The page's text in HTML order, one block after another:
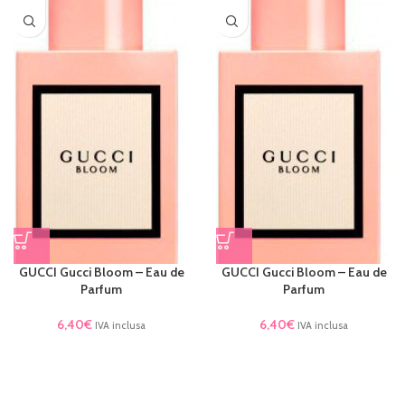
GUCCI Gucci Bloom – Eau de
Parfum
6,40€ IVA inclusa
GUCCI Gucci Bloom – Eau de
Parfum
6,40€ IVA inclusa